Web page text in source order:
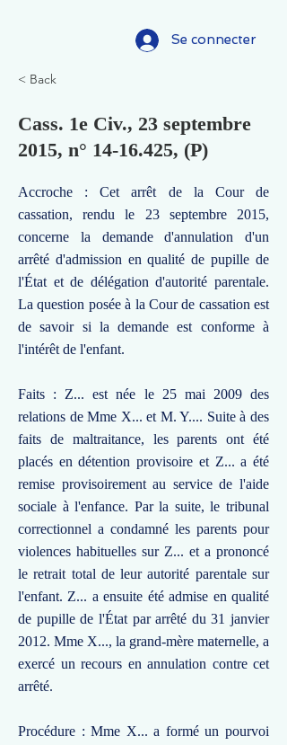
Se connecter
< Back
Cass. 1e Civ., 23 septembre
2015, n° 14-16.425, (P)
Accroche : Cet arrêt de la Cour de
cassation, rendu le 23 septembre 2015,
concerne la demande d'annulation d'un
arrêté d'admission en qualité de pupille de
l'État et de délégation d'autorité parentale.
La question posée à la Cour de cassation est
de savoir si la demande est conforme à
l'intérêt de l'enfant.
Faits : Z... est née le 25 mai 2009 des
relations de Mme X... et M. Y.... Suite à des
faits de maltraitance, les parents ont été
placés en détention provisoire et Z... a été
remise provisoirement au service de l'aide
sociale à l'enfance. Par la suite, le tribunal
correctionnel a condamné les parents pour
violences habituelles sur Z... et a prononcé
le retrait total de leur autorité parentale sur
l'enfant. Z... a ensuite été admise en qualité
de pupille de l'État par arrêté du 31 janvier
2012. Mme X..., la grand-mère maternelle, a
exercé un recours en annulation contre cet
arrêté.
Procédure : Mme X... a formé un pourvoi